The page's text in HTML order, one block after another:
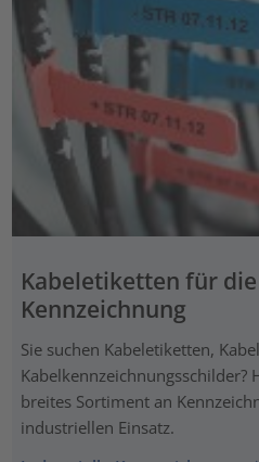
Kabeletiketten für
Kennzeichnung
Sie suchen Kabeletiketten,
breites Sortiment an
industriellen Einsatz.